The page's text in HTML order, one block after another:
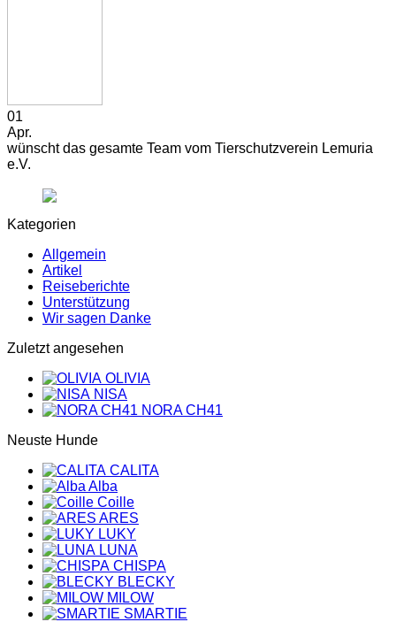
01
Apr.
wünscht das gesamte Team vom Tierschutzverein Lemuria
e.V.
Kategorien
Allgemein
Artikel
Reiseberichte
Unterstützung
Wir sagen Danke
Zuletzt angesehen
OLIVIA
NISA
NORA CH41
Neuste Hunde
CALITA
Alba
Coille
ARES
LUKY
LUNA
CHISPA
BLECKY
MILOW
SMARTIE